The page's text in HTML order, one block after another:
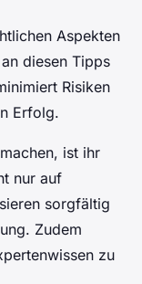
Aspekten
diesen Tipps
Risiken
Erfolg.
ist ihr
nur auf
sorgfältig
Zudem
zu